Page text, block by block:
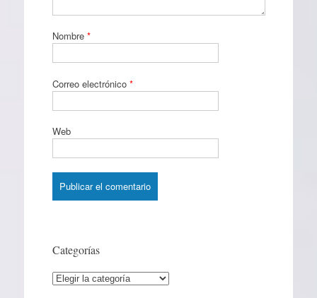
Nombre *
Correo electrónico *
Web
Categorías
Categorías